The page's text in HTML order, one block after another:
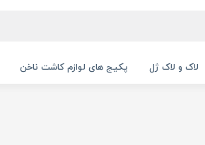
لاک و لاک ژل پکیج های لوازم کاشت ناخن